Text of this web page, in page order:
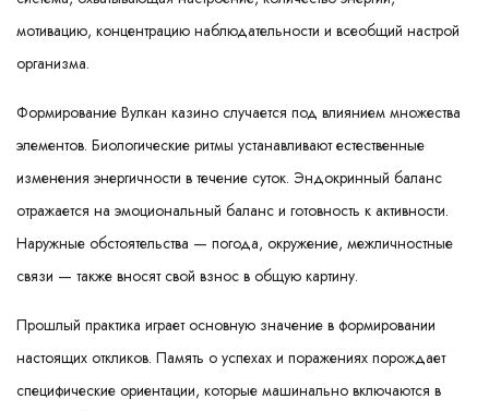
мотивацию, концентрацию наблюдательности и всеобщий настрой
организма.
Формирование Вулкан казино случается под влиянием множества
элементов. Биологические ритмы устанавливают естественные
изменения энергичности в течение суток. Эндокринный баланс
отражается на эмоциональный баланс и готовность к активности.
Наружные обстоятельства — погода, окружение, межличностные
связи — также вносят свой взнос в общую картину.
Прошлый практика играет основную значение в формировании
настоящих откликов. Память о успехах и поражениях порождает
специфические ориентации, которые машинально включаются в